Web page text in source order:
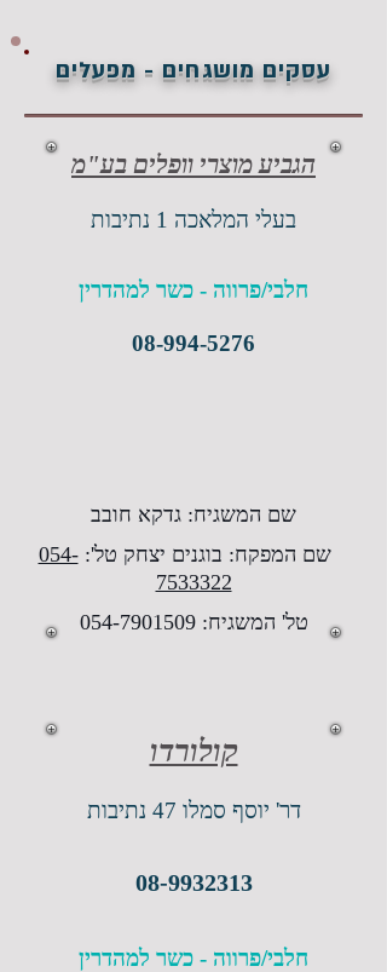
עסקים מושגחים - מפעלים
הגביע מוצרי וופלים בע"מ
בעלי המלאכה 1 נתיבות
חלבי/פרווה - כשר למהדרין
08-994-5276
שם המשגיח: גדקא חובב
שם המפקח: בוגנים יצחק טל':054-
7533322
טל' המשגיח:054-7901509
קולורדו
דר' יוסף סמלו 47 נתיבות
08-9932313
חלבי/פרווה - כשר למהדרין